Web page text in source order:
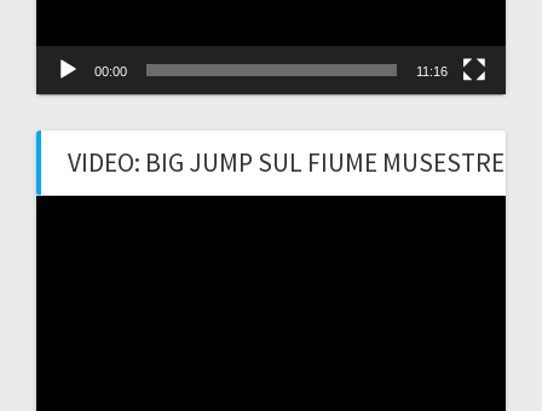
00:00 11:16
VIDEO: BIG JUMP SUL FIUME MUSESTRE